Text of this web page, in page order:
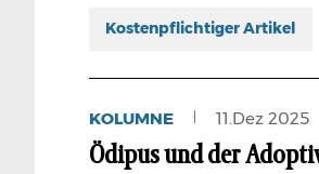
Kostenpflichtiger Artikel
KOLUMNE 11.Dez 2025
Ödipus und der